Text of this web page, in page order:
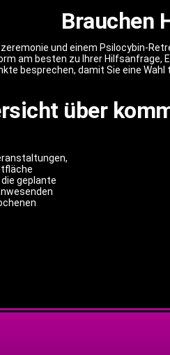
Brauchen
und einem Psilocybin-
am besten zu Ihrer
besprechen, damit Sie eine
über
die geplante